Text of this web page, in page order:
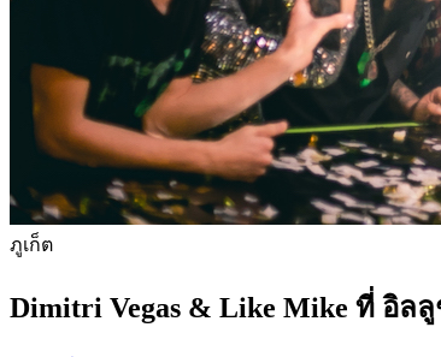
ภูเก็ต
Dimitri Vegas & Like Mike ที่ อิล